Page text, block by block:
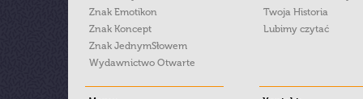
Znak Emotikon
Znak Koncept
Znak JednymSłowem
Wydawnictwo Otwarte
Twoja Historia
Lubimy czytać